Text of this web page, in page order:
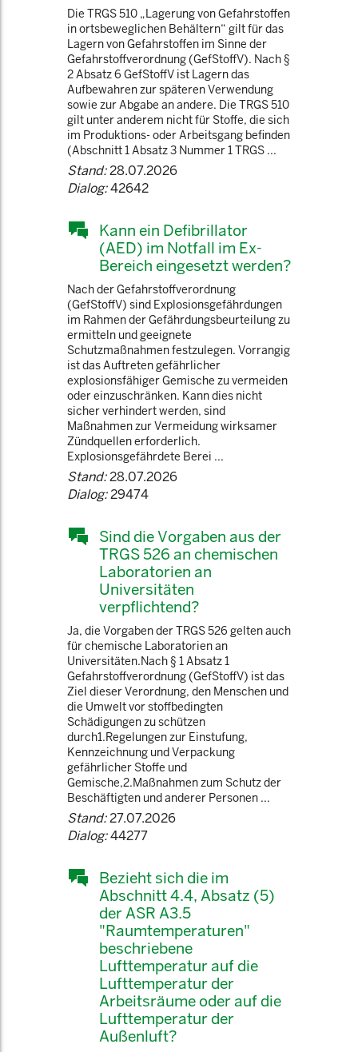
Die TRGS 510 „Lagerung von Gefahrstoffen
in ortsbeweglichen Behältern“ gilt für das
Lagern von Gefahrstoffen im Sinne der
Gefahrstoffverordnung (GefStoffV). Nach §
2 Absatz 6 GefStoffV ist Lagern das
Aufbewahren zur späteren Verwendung
sowie zur Abgabe an andere. Die TRGS 510
gilt unter anderem nicht für Stoffe, die sich
im Produktions- oder Arbeitsgang befinden
(Abschnitt 1 Absatz 3 Nummer 1 TRGS ...
Stand:28.07.2026
Dialog:42642
Kann ein Defibrillator
(AED) im Notfall im Ex-
Bereich eingesetzt werden?
Nach der Gefahrstoffverordnung
(GefStoffV) sind Explosionsgefährdungen
im Rahmen der Gefährdungsbeurteilung zu
ermitteln und geeignete
Schutzmaßnahmen festzulegen. Vorrangig
ist das Auftreten gefährlicher
explosionsfähiger Gemische zu vermeiden
oder einzuschränken. Kann dies nicht
sicher verhindert werden, sind
Maßnahmen zur Vermeidung wirksamer
Zündquellen erforderlich.
Explosionsgefährdete Berei ...
Stand:28.07.2026
Dialog:29474
Sind die Vorgaben aus der
TRGS 526 an chemischen
Laboratorien an
Universitäten
verpflichtend?
Ja, die Vorgaben der TRGS 526 gelten auch
für chemische Laboratorien an
Universitäten.Nach § 1 Absatz 1
Gefahrstoffverordnung (GefStoffV) ist das
Ziel dieser Verordnung, den Menschen und
die Umwelt vor stoffbedingten
Schädigungen zu schützen
durch1.Regelungen zur Einstufung,
Kennzeichnung und Verpackung
gefährlicher Stoffe und
Gemische,2.Maßnahmen zum Schutz der
Beschäftigten und anderer Personen ...
Stand:27.07.2026
Dialog:44277
Bezieht sich die im
Abschnitt 4.4, Absatz (5)
der ASR A3.5
"Raumtemperaturen"
beschriebene
Lufttemperatur auf die
Lufttemperatur der
Arbeitsräume oder auf die
Lufttemperatur der
Außenluft?